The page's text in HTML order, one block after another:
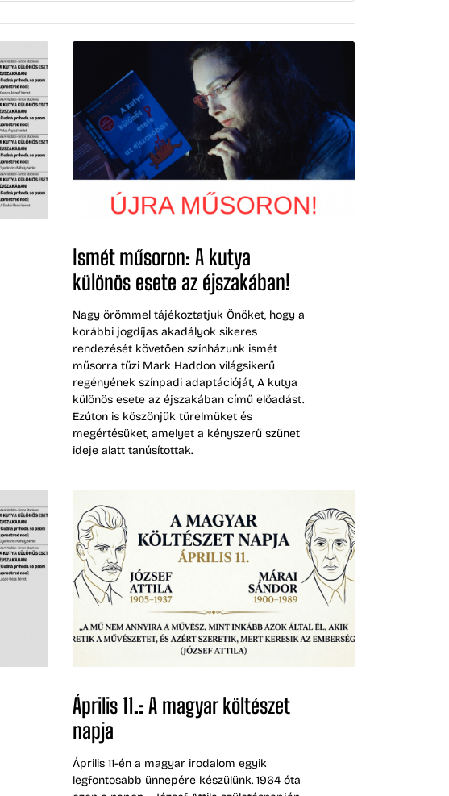
Ismét műsoron: A kutya
különös esete az éjszakában!
Nagy örömmel tájékoztatjuk Önöket, hogy a
korábbi jogdíjas akadályok sikeres
rendezését követően színházunk ismét
műsorra tűzi Mark Haddon világsikerű
regényének színpadi adaptációját, A kutya
különös esete az éjszakában című előadást.
Ezúton is köszönjük türelmüket és
megértésüket, amelyet a kényszerű szünet
ideje alatt tanúsítottak.
Április 11.: A magyar költészet
napja
Április 11-én a magyar irodalom egyik
legfontosabb ünnepére készülünk. 1964 óta